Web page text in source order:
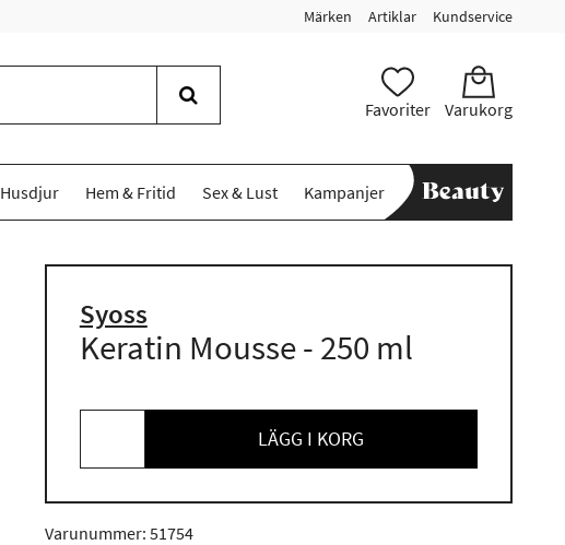
Märken Artiklar Kundservice
Favoriter Varukorg
Husdjur Hem & Fritid Sex & Lust Kampanjer
Syoss
Keratin Mousse - 250 ml
LÄGG I KORG
Varunummer: 51754